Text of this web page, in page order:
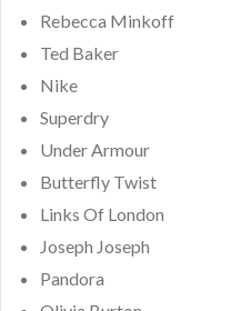
Rebecca Minkoff
Ted Baker
Nike
Superdry
Under Armour
Butterfly Twist
Links Of London
Joseph Joseph
Pandora